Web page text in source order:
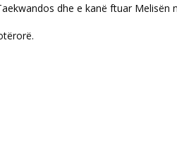
dhe e kanë ftuar Melisën